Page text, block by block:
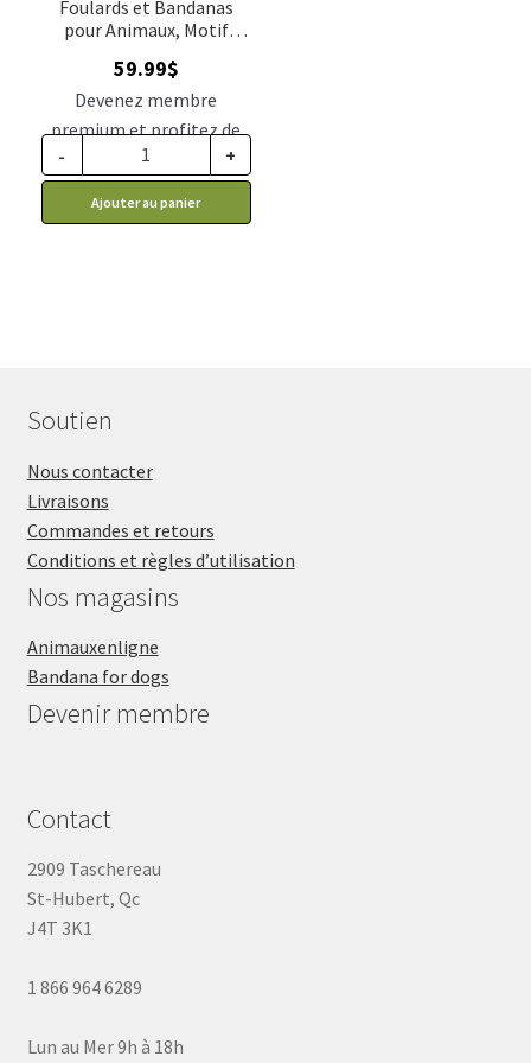
Foulards et Bandanas
pour Animaux, Motif
Cozymo
59.99$
Devenez membre
premium et profitez de
ce prix rabais : 49.49$ CA
- +
Ajouter au panier
Soutien
Nous contacter
Livraisons
Commandes et retours
Conditions et règles d’utilisation
Nos magasins
Animauxenligne
Bandana for dogs
Devenir membre
Contact
2909 Taschereau
St-Hubert, Qc
J4T 3K1
1 866 964 6289
Lun au Mer 9h à 18h